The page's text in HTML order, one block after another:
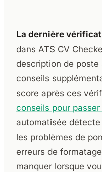
La dernière
dans ATS CV
description de
conseils
score après ces
conseils pour
automatisée
les problèmes de
erreurs de
manquer lorsque